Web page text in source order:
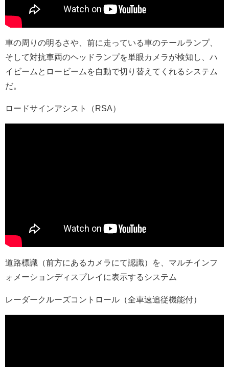
車の周りの明るさや、前に走っている車のテールランプ、
そして対抗車両のヘッドランプを単眼カメラが検知し、ハ
イビームとロービームを自動で切り替えてくれるシステム
だ。
ロードサインアシスト（RSA）
道路標識（前方にあるカメラにて認識）を、マルチインフ
ォメーションディスプレイに表示するシステム
レーダークルーズコントロール（全車速追従機能付）